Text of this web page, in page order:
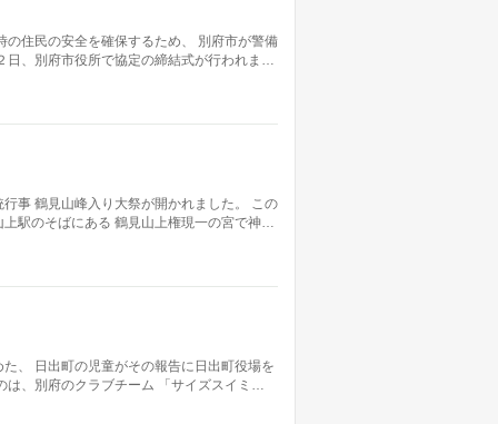
住民の安全を確保するため、 別府市が警備
日、別府市役所で協定の締結式が行われま…
事 鶴見山峰入り大祭が開かれました。 この
駅のそばにある 鶴見山上権現一の宮で神…
、 日出町の児童がその報告に日出町役場を
は、別府のクラブチーム 「サイズスイミ…